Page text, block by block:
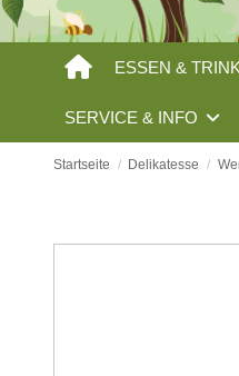
ESSEN &
SERVICE & INFO
Startseite Delikatesse